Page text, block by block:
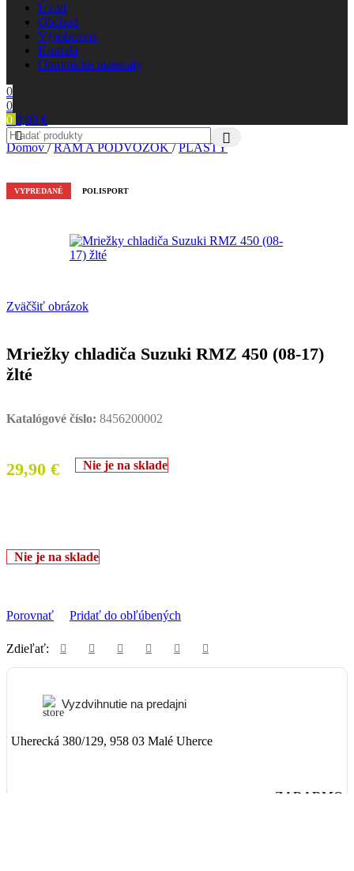
Úvod
Obchod
Výrobcovia
Kontakt
Obuvnícke materiály
0
0
0 0,00 €
Domov/ RÁM A PODVOZOK/ PLASTY
VYPREDANÉ POLISPORT
Zväčšiť obrázok
Mriežky chladiča Suzuki RMZ 450 (08-17)
žlté
Katalógové číslo: 8456200002
29,90 € Nie je na sklade
Nie je na sklade
Porovnať Pridať do obľúbených
Zdieľať:
Vyzdvihnutie na predajni
Uherecká 380/129, 958 03 Malé Uherce
ZADARMO